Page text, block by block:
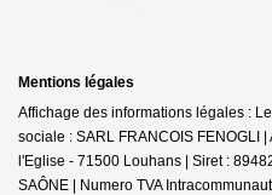
Mentions légales
Affichage des informations légales :
sociale : SARL FRANCOIS FENOGLI
l'Eglise - 71500 Louhans | Siret :
SAÔNE | Numero TVA